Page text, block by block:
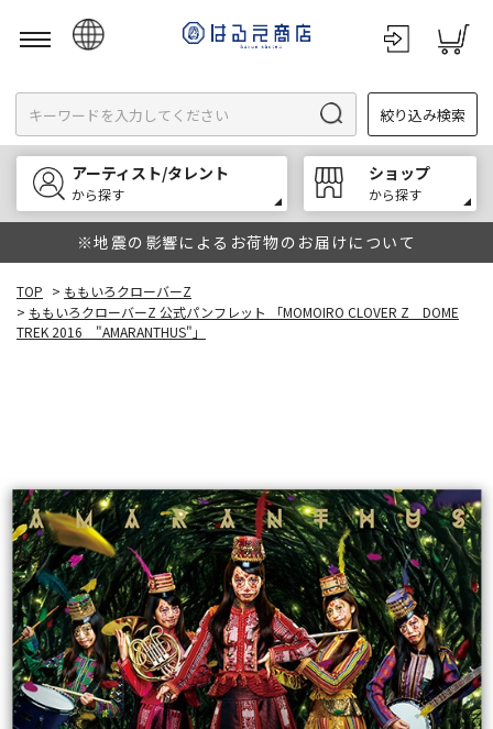
English
한국어
中文
絞り込み検索
アーティスト/タレント
から探す
ショップ
から探す
※地震の影響によるお荷物のお届けについて
TOP > ももいろクローバーZ
> ももいろクローバーZ 公式パンフレット 「MOMOIRO CLOVER Z DOME
TREK 2016 "AMARANTHUS"」